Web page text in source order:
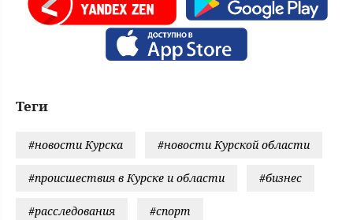
Теги
#новости Курска #новости Курской области
#происшествия в Курске и области #бизнес
#расследования #спорт